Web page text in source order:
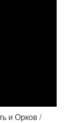
и Орков /